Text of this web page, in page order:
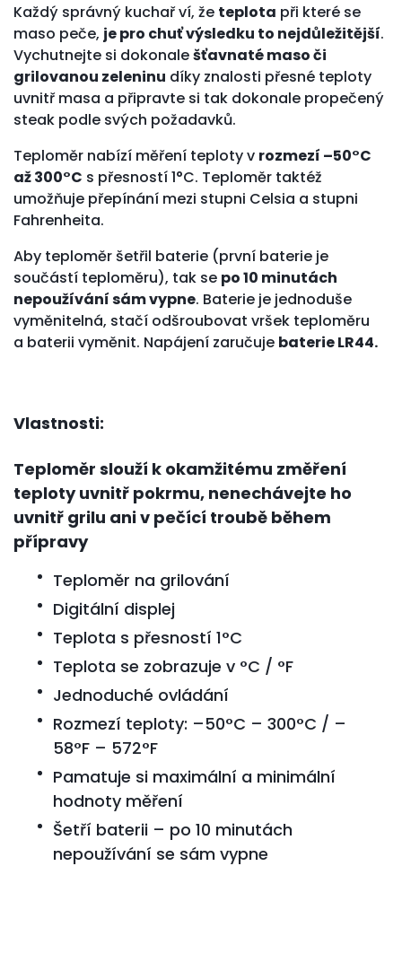
Každý správný kuchař ví, že teplota při které se
maso peče, je pro chuť výsledku to nejdůležitější.
Vychutnejte si dokonalešťavnaté maso či
grilovanou zeleninu díky znalosti přesné teploty
uvnitř masa a připravte si tak dokonale propečený
steak podle svých požadavků.
Teploměr nabízí měření teploty v rozmezí –50°C
až 300°C s přesností 1°C. Teploměr taktéž
umožňuje přepínání mezi stupni Celsia a stupni
Fahrenheita.
Aby teploměr šetřil baterie (první baterie je
součástí teploměru), tak se po 10 minutách
nepoužívání sám vypne. Baterie je jednoduše
vyměnitelná, stačí odšroubovat vršek teploměru
a baterii vyměnit. Napájení zaručuje baterie LR44.
Vlastnosti:
Teploměr slouží k okamžitému změření
teploty uvnitř pokrmu, nenechávejte ho
uvnitř grilu ani v pečící troubě během
přípravy
Teploměr na grilování
Digitální displej
Teplota s přesností 1°C
Teplota se zobrazuje v °C / °F
Jednoduché ovládání
Rozmezí teploty: –50°C – 300°C / –
58°F – 572°F
Pamatuje si maximální a minimální
hodnoty měření
Šetří baterii – po 10 minutách
nepoužívání se sám vypne